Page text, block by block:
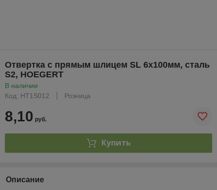
Отвертка с прямым шлицем SL 6x100мм, сталь
S2, HOEGERT
В наличии
Код: HT1S012
Розница
8,10 руб.
Купить
Описание